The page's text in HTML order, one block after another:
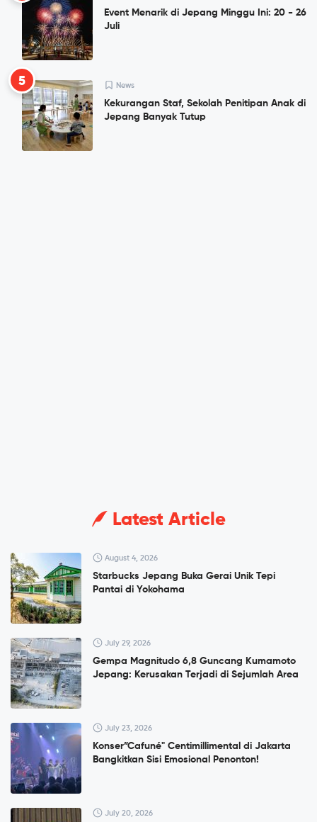
Event Menarik di Jepang Minggu Ini: 20 - 26
Juli
5 News
Kekurangan Staf, Sekolah Penitipan Anak di
Jepang Banyak Tutup
Latest Article
August 4, 2026
Starbucks Jepang Buka Gerai Unik Tepi
Pantai di Yokohama
July 29, 2026
Gempa Magnitudo 6,8 Guncang Kumamoto
Jepang: Kerusakan Terjadi di Sejumlah Area
July 23, 2026
Konser”Cafuné" Centimillimental di Jakarta
Bangkitkan Sisi Emosional Penonton!
July 20, 2026